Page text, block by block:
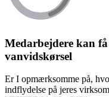
Medarbejdere kan
vanvidskørsel
Er I opmærksomme på,
indflydelse på jeres